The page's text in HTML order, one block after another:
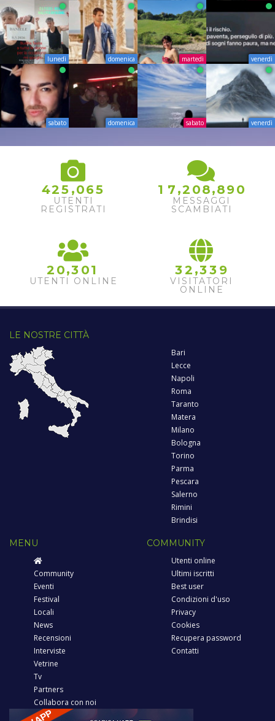
lunedì domenica martedì venerdì
sabato domenica sabato venerdì
425 ,065
UTENTI
REGISTRATI
1 7 ,2 08,890
MESSAGGI
SCAMBIATI
2 0,3 01
UTENTI ONLINE
32 ,33 9
VISITATORI
ONLINE
LE NOSTRE CITTÀ
Bari
Lecce
Napoli
Roma
Taranto
Matera
Milano
Bologna
Torino
Parma
Pescara
Salerno
Rimini
Brindisi
MENU
Community
Eventi
Festival
Locali
News
Recensioni
Interviste
Vetrine
Tv
Partners
Collabora con noi
COMMUNITY
Utenti online
Ultimi iscritti
Best user
Condizioni d'uso
Privacy
Cookies
Recupera password
Contatti